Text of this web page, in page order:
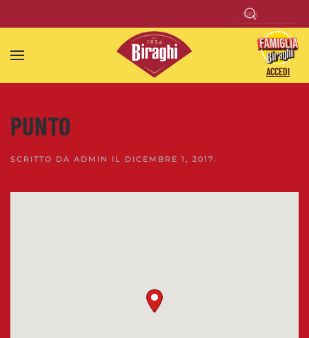
Skip to main content
ACCEDI
PUNTO
SCRITTO DA ADMIN IL DICEMBRE 1, 2017.